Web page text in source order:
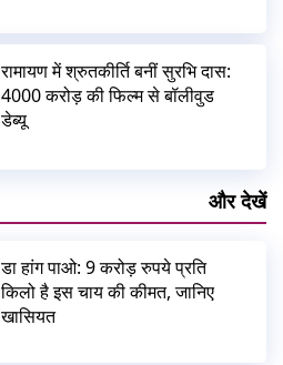
रामायण में श्रुतकीर्ति बनीं सुरभि दास:
4000 करोड़ की फिल्म से बॉलीवुड
डेब्यू
और देखें
डा हांग पाओ: 9 करोड़ रुपये प्रति
किलो है इस चाय की कीमत, जानिए
खासियत